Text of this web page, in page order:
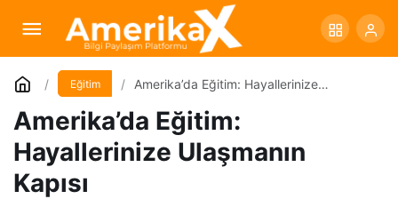
Eğitim
Amerika’da Eğitim: Hayallerinize
Amerika’da Eğitim:
Hayallerinize Ulaşmanın
Kapısı
Amerika’da Eğitim: Hayallerinize Ulaşmanın
KapısıYorum Yap